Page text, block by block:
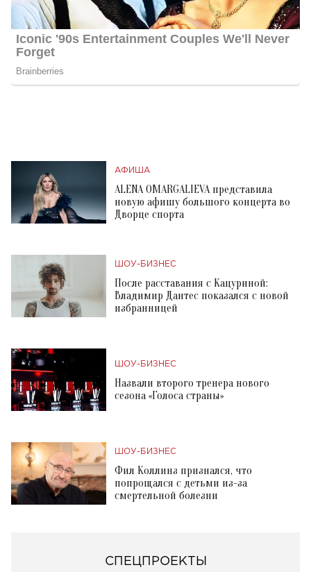
АФИША
ALENA OMARGALIEVA представила
новую афишу большого концерта во
Дворце спорта
ШОУ-БИЗНЕС
После расставания с Кацуриной:
Владимир Дантес показался с новой
избранницей
ШОУ-БИЗНЕС
Назвали второго тренера нового
сезона «Голоса страны»
ШОУ-БИЗНЕС
Фил Коллинз признался, что
попрощался с детьми из-за
смертельной болезни
СПЕЦПРОЕКТЫ